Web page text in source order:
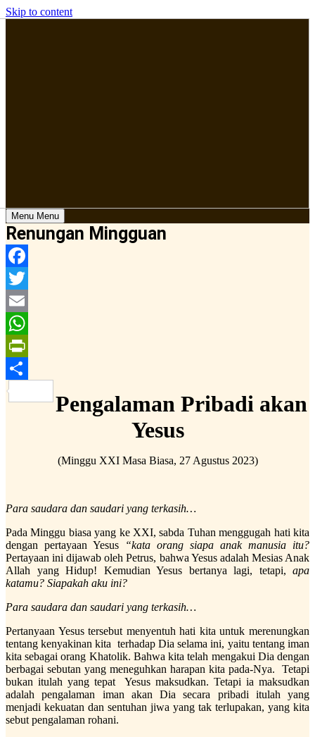
Skip to content
Menu Menu
Renungan Mingguan
Facebook
Twitter
Email
WhatsApp
PrintFriendly
Pengalaman Pribadi akan
Yesus
(Minggu XXI Masa Biasa, 27 Agustus 2023)
Para saudara dan saudari yang terkasih…
Pada Minggu biasa yang ke XXI, sabda Tuhan menggugah hati kita
dengan pertayaan Yesus
“kata orang siapa anak manusia itu?
Pertayaan ini dijawab oleh Petrus, bahwa Yesus adalah Mesias Anak
Allah yang Hidup! Kemudian Yesus bertanya lagi, tetapi, apa
katamu? Siapakah aku ini?
Para saudara dan saudari yang terkasih…
Pertanyaan Yesus tersebut menyentuh hati kita untuk merenungkan
tentang kenyakinan kita terhadap Dia selama ini, yaitu tentang iman
kita sebagai orang Khatolik. Bahwa kita telah mengakui Dia dengan
berbagai sebutan yang meneguhkan harapan kita pada-Nya. Tetapi
bukan itulah yang tepat Yesus maksudkan. Tetapi ia maksudkan
adalah pengalaman iman akan Dia secara pribadi itulah yang
menjadi kekuatan dan sentuhan jiwa yang tak terlupakan, yang kita
sebut pengalaman rohani.